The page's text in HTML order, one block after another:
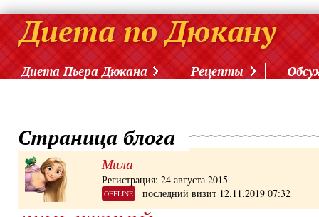
Диета Пьера Дюкана Рецепты
Страница блога
Мила
Регистрация: 24 августа 2015
OFFLINE последний визит 12.11.2019 07:32